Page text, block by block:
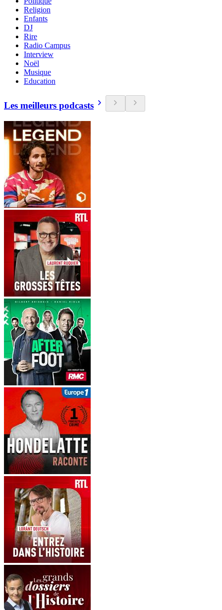
Religion
Enfants
DJ
Rire
Radio Campus
Interview
Noël
Musique
Education
Les meilleurs podcasts